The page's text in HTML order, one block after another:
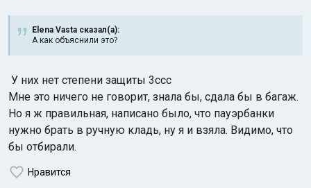
Индийский океан
Elena Vasta сказал(а):
А как объяснили это?
У них нет степени защиты 3ccc
Мне это ничего не говорит, знала бы, сдала бы в багаж.
Но я ж правильная, написано было, что пауэрбанки
нужно брать в ручную кладь, ну я и взяла. Видимо, что
бы отбирали.
Нравится